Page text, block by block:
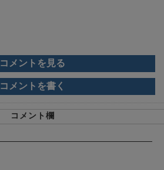
コメントを見る
コメントを書く
コメント欄